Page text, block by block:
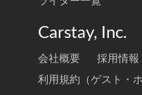
Carstay, Inc.
会社概要 採用情報
利用規約（ゲスト・